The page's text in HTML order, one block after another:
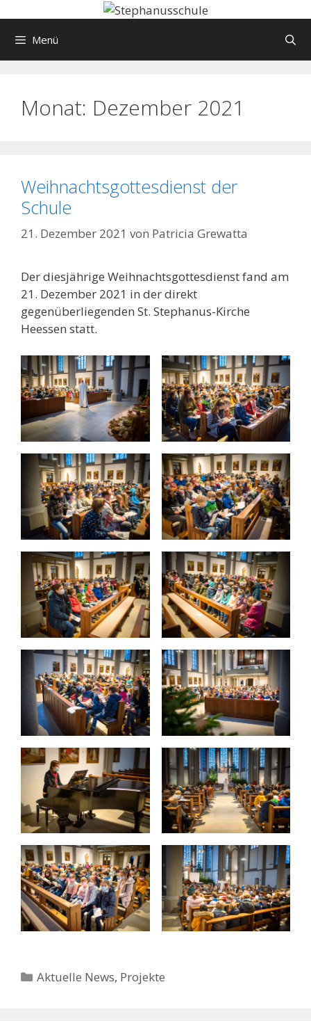
Inhalt Menü
Monat: Dezember 2021
Weihnachtsgottesdienst der
Schule
21. Dezember 2021 von Patricia Grewatta
Der diesjährige Weihnachtsgottesdienst fand am
21. Dezember 2021 in der direkt
gegenüberliegenden St. Stephanus-Kirche
Heessen statt.
Kategorien
Aktuelle News, Projekte